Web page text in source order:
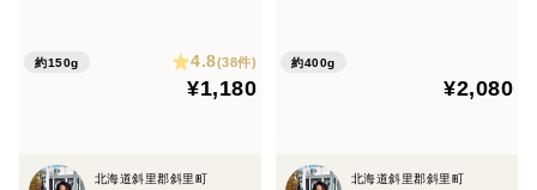
約150g 4.8(38件)
¥1,180
北海道斜里郡斜里町
約400g
¥2,080
北海道斜里郡斜里町